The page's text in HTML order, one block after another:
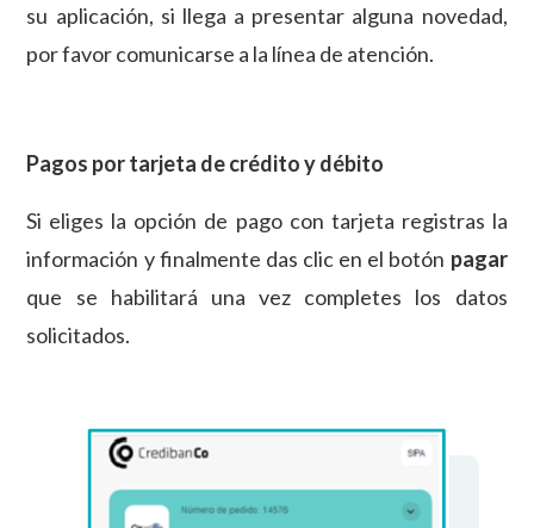
su aplicación, si llega a presentar alguna novedad,
por favor comunicarse a la línea de atención.
Pagos por tarjeta de crédito y débito
Si eliges la opción de pago con tarjeta registras la
información y finalmente das clic en el botón pagar
que se habilitará una vez completes los datos
solicitados.